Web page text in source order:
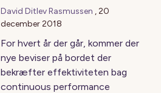
David Ditlev Rasmussen ,20
december 2018
For hvert år der går, kommer der
nye beviser på bordet der
bekræfter effektiviteten bag
continuous performance